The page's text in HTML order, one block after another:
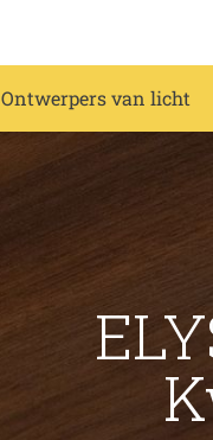
Ontwerpers van licht